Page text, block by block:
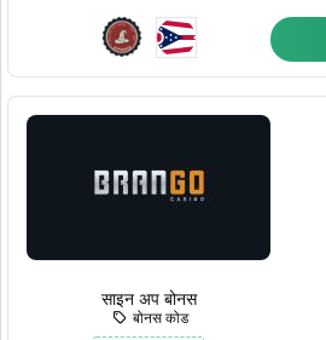
साइन अप बोनस
बोनस कोड